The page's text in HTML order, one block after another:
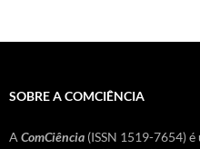
SOBRE A COMCIÊNCIA
A ComCiência (ISSN 1519-7654)